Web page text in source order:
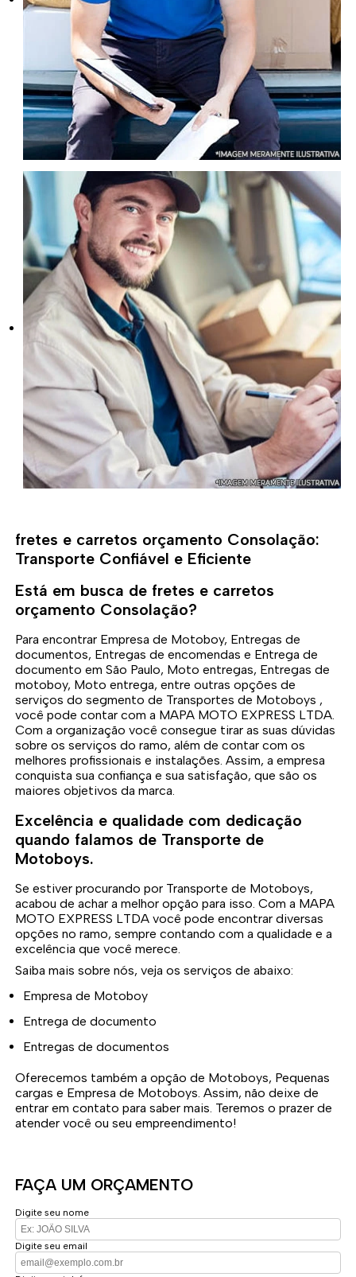
fretes e carretos orçamento Consolação:
Transporte Confiável e Eficiente
Está em busca de fretes e carretos
orçamento Consolação?
Para encontrar Empresa de Motoboy, Entregas de
documentos, Entregas de encomendas e Entrega de
documento em São Paulo, Moto entregas, Entregas de
motoboy, Moto entrega, entre outras opções de
serviços do segmento de Transportes de Motoboys ,
você pode contar com a MAPA MOTO EXPRESS LTDA.
Com a organização você consegue tirar as suas dúvidas
sobre os serviços do ramo, além de contar com os
melhores profissionais e instalações. Assim, a empresa
conquista sua confiança e sua satisfação, que são os
maiores objetivos da marca.
Excelência e qualidade com dedicação
quando falamos de Transporte de
Motoboys.
Se estiver procurando por Transporte de Motoboys,
acabou de achar a melhor opção para isso. Com a MAPA
MOTO EXPRESS LTDA você pode encontrar diversas
opções no ramo, sempre contando com a qualidade e a
excelência que você merece.
Saiba mais sobre nós, veja os serviços de abaixo:
Empresa de Motoboy
Entrega de documento
Entregas de documentos
Oferecemos também a opção de Motoboys, Pequenas
cargas e Empresa de Motoboys. Assim, não deixe de
entrar em contato para saber mais. Teremos o prazer de
atender você ou seu empreendimento!
FAÇA UM ORÇAMENTO
Digite seu nome
Digite seu email